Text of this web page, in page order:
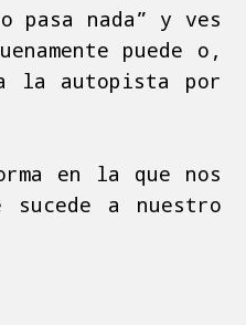
pasa nada” y ves
puede o,
la autopista por
en la que nos
sucede a nuestro